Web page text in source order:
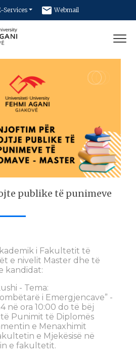
Services Webmail
Newsletter
publike të punimeve
i Fakultetit të
e nivelit Master dhe të
kandidat:
- Tema:
i Emergjencave” -
në ora 10:00 do të bëj
Punimit të Diplomës
e Menaxhimit
e Mjekësisë në
e fakultetit.